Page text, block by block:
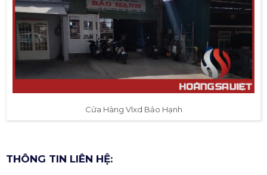
Cửa Hàng Vlxd Bảo Hạnh
THÔNG TIN LIÊN HỆ: